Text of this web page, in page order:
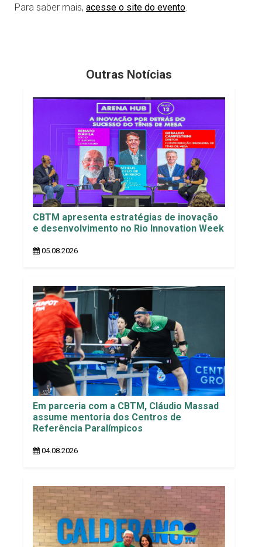
Para saber mais, acesse o site do evento
Outras Notícias
CBTM apresenta estratégias de inovação
e desenvolvimento no Rio Innovation Week
05.08.2026
Em parceria com a CBTM, Cláudio Massad
assume mentoria dos Centros de
Referência Paralímpicos
04.08.2026